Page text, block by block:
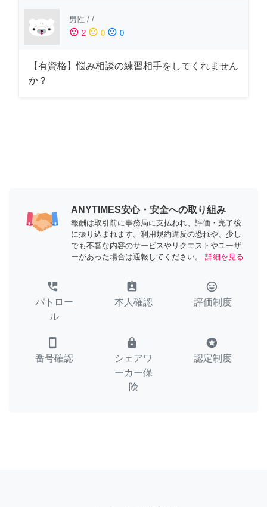
男性 / /
sentiment_satisfied 2 sentiment_neutral 0 sentiment_dissatisfied 0
【有資格】悩み相談の練習相手をしてくれません
か？
ANYTIMES安心・安全への取り組み
報酬は取引前に事務局に支払われ、評価・完了後
に振り込まれます。利用規約違反の恐れや、少し
でも不審な内容のサービスやリクエストやユーザ
ーがあった場合は通報してください。
詳細を見る
perm_phone_msg
パトロー
ル
assignment_ind
本人確認
tag_faces
評価制度
smartphone
番号確認
lock
シェアワ
ーカー保
険
stars
認定制度